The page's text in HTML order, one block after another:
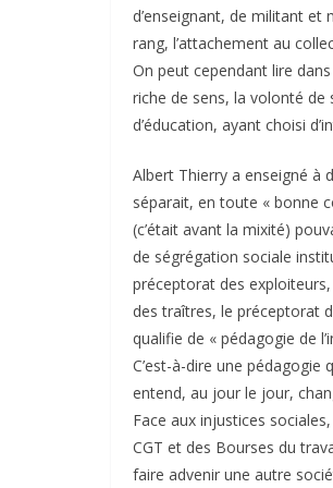
d’enseignant, de militant
rang, l’attachement au
On peut cependant lire
riche de sens, la volonté de
d’éducation, ayant choisi
Albert Thierry a enseigné à
séparait, en toute « bonne
(c’était avant la mixité)
de ségrégation sociale
préceptorat des
des traîtres, le préceptorat
qualifie de « pédagogie de
C’est-à-dire une
entend, au jour le jour,
Face aux injustices
CGT et des Bourses du
faire advenir une autre